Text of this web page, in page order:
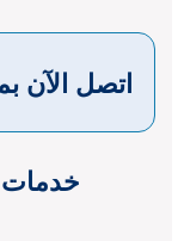
اتصل الآن
خدمات